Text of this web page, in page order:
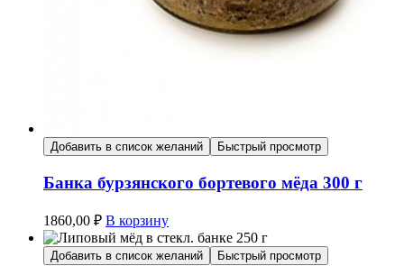
Добавить в список желаний Быстрый просмотр
Банка бурзянского бортевого мёда 300 г
1860,00 ₽ В корзину
Добавить в список желаний Быстрый просмотр